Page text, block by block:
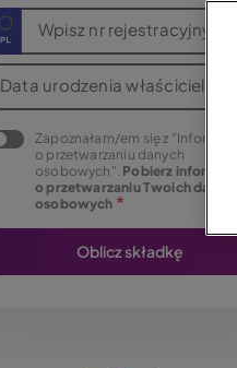
Wpisz nr rejestracyjny
Data urodzenia właściciela
Zapoznałam/em się z
o przetwarzaniu danych
osobowych". Pobierz informację
o przetwarzaniu Twoich danych
osobowych